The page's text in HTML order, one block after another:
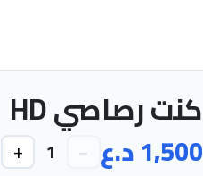
كنت رصاصي HD
1,500 د.ع −
1
+